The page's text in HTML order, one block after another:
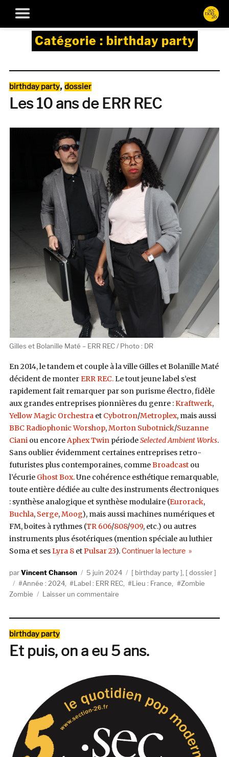
Catégorie : birthday party
Catégories
birthday party, dossier
Les 10 ans de ERR REC
Gilles et Bolanille Maté – ERR REC / Photo : DR
En 2014, le tandem et couple à la ville Gilles et Bolanille Maté
décident de monterERR REC.Le tout jeune label s’est
rapidement fait remarquer par son purisme électro, fidèle
aux grandes entreprises pionnières du genre :Kraftwerk,
Yellow Magic Orchestraet Cybotron/Metroplex, mais aussi
BBC Radiophonic Worshop,Morton Subotnick/Suzanne
Cianiou encoreAphex TwinpériodeSelected Ambient Works.
Sans oublier évidemment certaines entreprises retro-
futuristes plus contemporaines, commeBroadcastou
l’écurie Ghost Box. Une cohérence esthétique remarquable,
toute entière dédiée au culte des instruments électroniques
: synthèse analogique et synthèse modulaire (Eurorack,
Buchla, Serge,Moog), mais aussi machines numériques et
FM, boites à rythmes (TR 606/808/909, etc.) ou autres
instruments plus ésotériques (mention spéciale au luthier
Soma et sesLyra 8etPulsar 23). Continuer la lecturede « Les 10
AuteurVincent Chanson
Publié
le
5 juin 2024 Catégories
birthday party
dossier
Étiquettes
Année : 2024, Label : ERR REC Lieu : France
Zombie
Zombie
Laisser un commentairesur
ERR
REC
Catégories
birthday party
Et puis, on a eu 5 ans.